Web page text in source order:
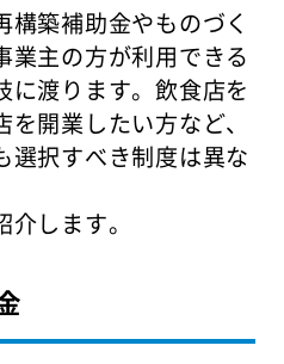
築補助金やものづく
業主の方が利用できる
に渡ります。飲食店を
開業したい方など、
選択すべき制度は異な
します。